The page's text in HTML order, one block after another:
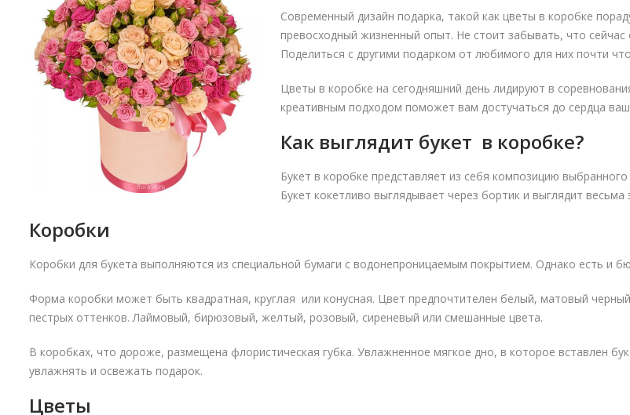
Современный дизайн подарка, такой как цветы в коробке
превосходный жизненный опыт. Не стоит забывать, что
Поделиться с другими подарком от любимого для них почти
Цветы в коробке на сегодняшний день лидируют в
креативным подходом поможет вам достучаться до сердца
Как выглядит букет в коробке?
Букет в коробке представляет из себя композицию
Букет кокетливо выглядывает через бортик и выглядит весьма
Коробки
Коробки для букета выполняются из специальной бумаги с водонепроницаемым покрытием. Однако есть и
Форма коробки может быть квадратная, круглая или конусная. Цвет предпочтителен белый, матовый
пестрых оттенков. Лаймовый, бирюзовый, желтый, розовый, сиреневый или смешанные цвета.
В коробках, что дороже, размещена флористическая губка. Увлажненное мягкое дно, в которое вставлен
увлажнять и освежать подарок.
Цветы